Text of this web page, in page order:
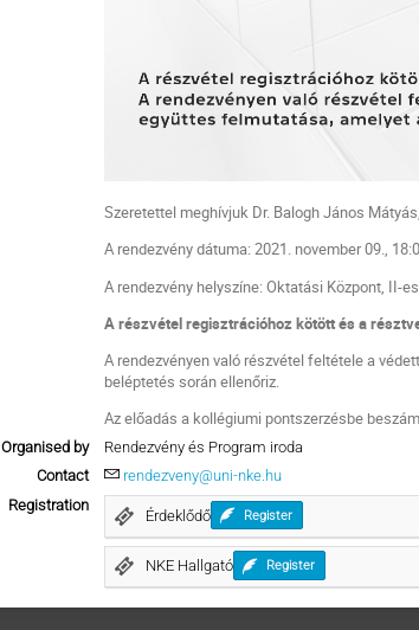
Szeretettel meghívjuk Dr. Balogh János
A rendezvény dátuma: 2021. november 09.,
A rendezvény helyszíne: Oktatási Központ, II-
A részvétel regisztrációhoz kötött és a
A rendezvényen való részvétel feltétele a
beléptetés során ellenőriz.
Az előadás a kollégiumi pontszerzésbe
Organised by
Rendezvény és Program iroda
Contact
rendezveny@uni-nke.hu
Registration
Érdeklődő Register
NKE Hallgató Register